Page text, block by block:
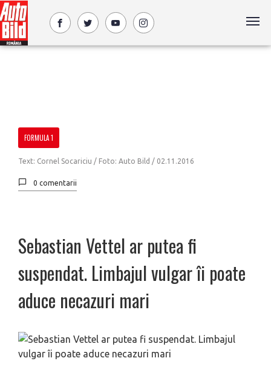
FORMULA 1
Text: Cornel Socariciu / Foto: Auto Bild / 02.11.2016
0 comentarii
Sebastian Vettel ar putea fi
suspendat. Limbajul vulgar îi poate
aduce necazuri mari